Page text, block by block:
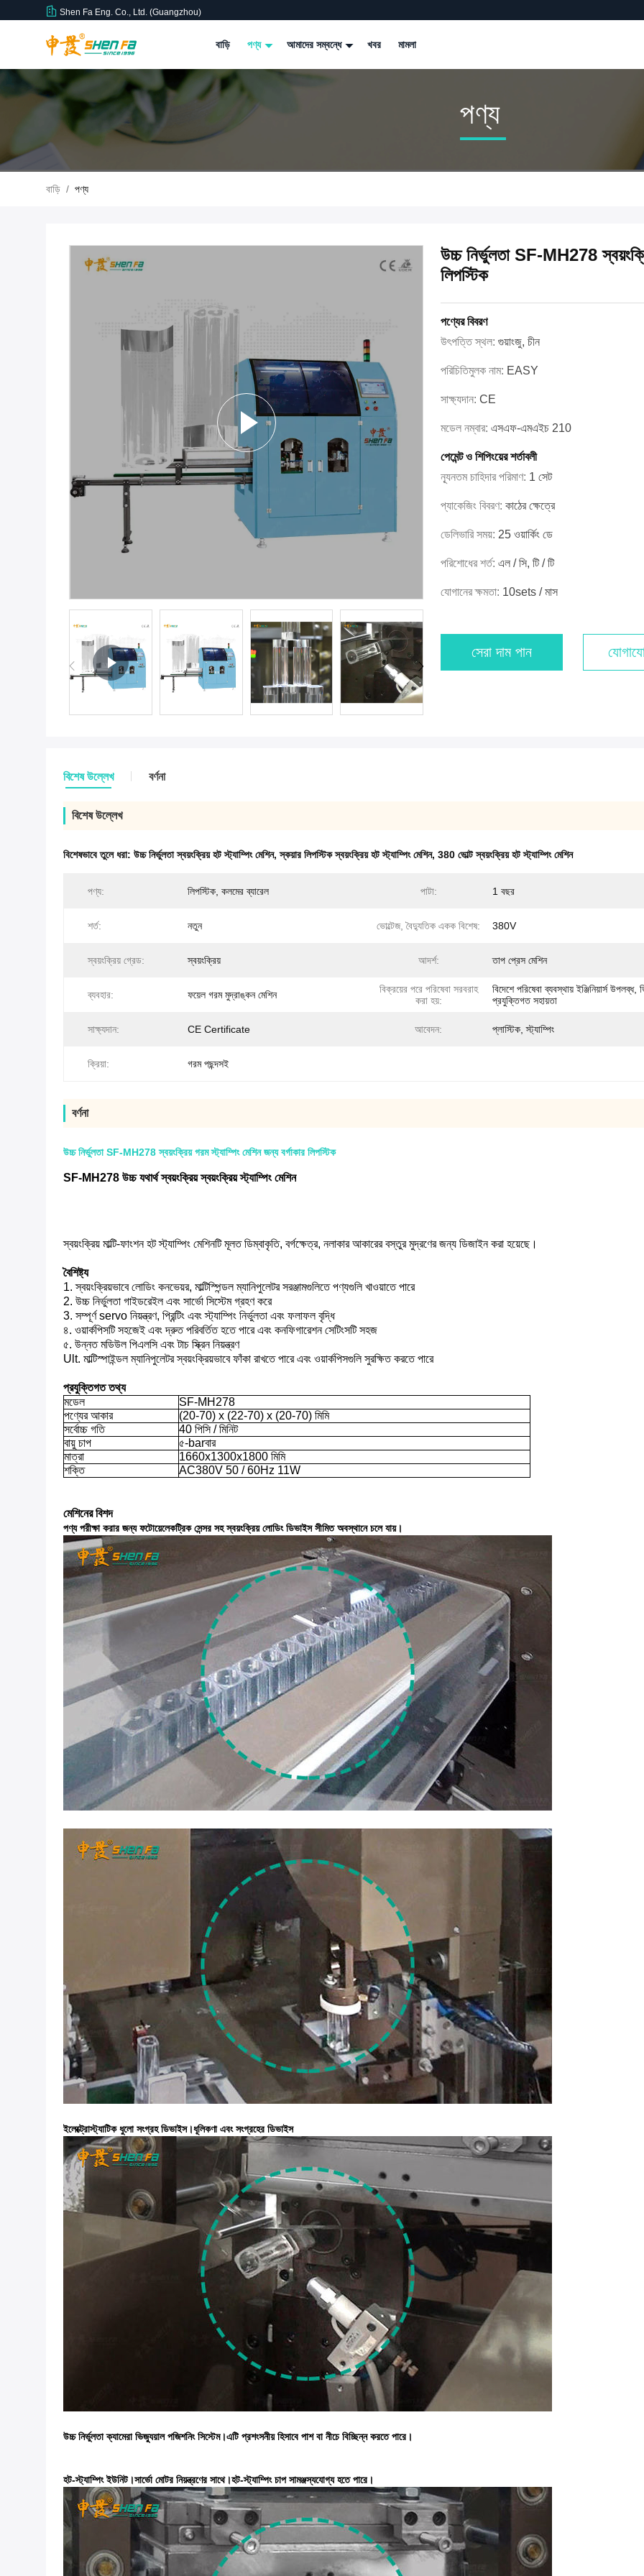
Shen Fa Eng. Co., Ltd. (Guangzhou)
বাড়ি পণ্য আমাদের সম্বন্ধে খবর মামলা
পণ্য
বাড়ি / পণ্য
উচ্চ নির্ভুলতা SF-MH278
লিপস্টিক
পণ্যের বিবরণ
উৎপত্তি স্থল: গুয়াংজু, চীন
পরিচিতিমুলক নাম: EASY
সাক্ষ্যদান: CE
মডেল নম্বার: এসএফ-এমএইচ 210
পেমেন্ট ও শিপিংয়ের শর্তাবলী
ন্যূনতম চাহিদার পরিমাণ: 1 সেট
প্যাকেজিং বিবরণ: কাঠের ক্ষেত্রে
ডেলিভারি সময়: 25 ওয়ার্কিং ডে
পরিশোধের শর্ত: এল / সি, টি / টি
যোগানের ক্ষমতা: 10sets / মাস
সেরা দাম পান
বিশেষ উল্লেখ বর্ণনা
বিশেষ উল্লেখ
বিশেষভাবে তুলে ধরা: উচ্চ নির্ভুলতা স্বয়ংক্রিয় হট স্ট্যাম্পিং মেশিন,স্কয়ার লিপস্টিক স্বয়ংক্রিয় হট স্ট্যাম্পিং মেশিন, 380 ভোল্ট স্বয়ংক্রিয় হট স্ট্যাম্পিং মেশিন
পণ্য: লিপস্টিক, কলমের ব্যারেল পাটা: 1 বছর
শর্ত: নতুন ভোল্টেজ, বৈদ্যুতিক একক বিশেষ: 380V
স্বয়ংক্রিয় গ্রেড: স্বয়ংক্রিয় আদর্শ: তাপ প্রেস মেশিন
ব্যবহার: ফয়েল গরম মুদ্রাঙ্কন মেশিন
বিক্রয়ের পরে পরিষেবা সরবরাহ
করা হয়:
বিদেশে পরিষেবা ব্যবস্থায় ইঞ্জিনিয়ার্স উপলব্ধ,
প্রযুক্তিগত সহায়তা
সাক্ষ্যদান: CE Certificate আবেদন: প্লাস্টিক, স্ট্যাম্পিং
ক্রিয়া: গরম পছন্দসই
বর্ণনা
উচ্চ নির্ভুলতা SF-MH278 স্বয়ংক্রিয় গরম স্ট্যাম্পিং মেশিন জন্য বর্গাকার লিপস্টিক
SF-MH278 উচ্চ যথার্থ স্বয়ংক্রিয় স্বয়ংক্রিয় স্ট্যাম্পিং মেশিন
স্বয়ংক্রিয় মাল্টি-ফাংশন হট স্ট্যাম্পিং মেশিনটি মূলত ডিম্বাকৃতি, বর্গক্ষেত্র, নলাকার আকারের বস্তুর মুদ্রণের জন্য ডিজাইন করা হয়েছে।
বৈশিষ্ট্য
1. স্বয়ংক্রিয়ভাবে লোডিং কনভেয়র, মাল্টিস্পিন্ডল ম্যানিপুলেটর সরঞ্জামগুলিতে পণ্যগুলি খাওয়াতে পারে
2. উচ্চ নির্ভুলতা গাইডরেইল এবং সার্ভো সিস্টেম গ্রহণ করে
3. সম্পূর্ণ servo নিয়ন্ত্রণ, প্রিন্টিং এবং স্ট্যাম্পিং নির্ভুলতা এবং ফলাফল বৃদ্ধি
৪. ওয়ার্কপিসটি সহজেই এবং দ্রুত পরিবর্তিত হতে পারে এবং কনফিগারেশন সেটিংসটি সহজ
৫. উন্নত মডিউল পিএলসি এবং টাচ স্ক্রিন নিয়ন্ত্রণ
Ult. মাল্টিস্পাইন্ডল ম্যানিপুলেটর স্বয়ংক্রিয়ভাবে ফাঁকা রাখতে পারে এবং ওয়ার্কপিসগুলি সুরক্ষিত করতে পারে
প্রযুক্তিগত তথ্য
মডেল
SF-MH278
পণ্যের আকার
(20-70) x (22-70) x (20-70) মিমি
সর্বোচ্চ গতি
40 পিসি / মিনিট
বায়ু চাপ
৫-barবার
মাত্রা
1660x1300x1800 মিমি
শক্তি
AC380V 50 / 60Hz 11W
মেশিনের বিশদ
পণ্য পরীক্ষা করার জন্য ফটোয়েলেকট্রিক সেন্সর সহ স্বয়ংক্রিয় লোডিং ডিভাইস সীমিত অবস্থানে চলে যায়।
ইলেক্ট্রোস্ট্যাটিক ধুলো সংগ্রহ ডিভাইস।ধূলিকণা এবং সংগ্রহের ডিভাইস
উচ্চ নির্ভুলতা ক্যামেরা ভিজ্যুয়াল পজিশনিং সিস্টেম।এটি প্রশংসনীয় হিসাবে পাশ বা নীচে বিচ্ছিন্ন করতে পারে।
হট-স্ট্যাম্পিং ইউনিট।সার্ভো মোটর নিয়ন্ত্রণের সাথে।হট-স্ট্যাম্পিং চাপ সামঞ্জস্যযোগ্য হতে পারে।